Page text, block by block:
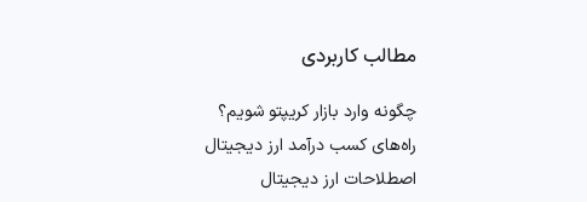
است. تغییرات ناگهانی در هیجانات مثبت یا منفی می‌توانند نوسانات قیمتی
برای کاربران فراهم کنیم و تصمیم‌گیری‌های مالی هوشمندانه‌تری را ممکن سازیم. توجه به جزئیات هر یک از
مطالب کاربردی
چگونه وارد بازار کریپتو شویم؟
راه‌های کسب درآمد ارز دیجیتال
اصطلاحات ارز دیجیتال